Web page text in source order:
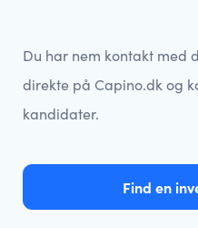
Du har nem kontakt med
direkte på Capino.dk og
kandidater.
Find en